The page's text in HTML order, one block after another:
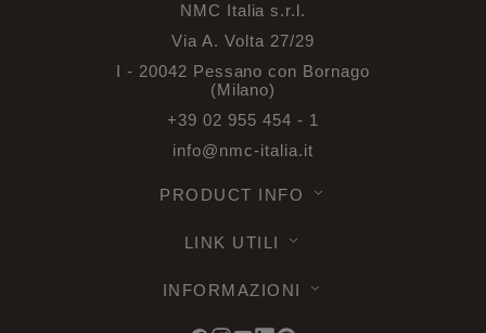
NMC Italia s.r.l.
Via A. Volta 27/29
I - 20042 Pessano con Bornago
(Milano)
+39 02 955 454 - 1
info@nmc-italia.it
PRODUCT INFO
LINK UTILI
INFORMAZIONI